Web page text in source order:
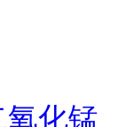
化锰